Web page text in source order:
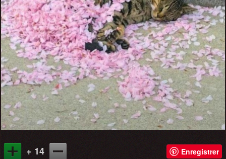
+ 14 Enregistrer